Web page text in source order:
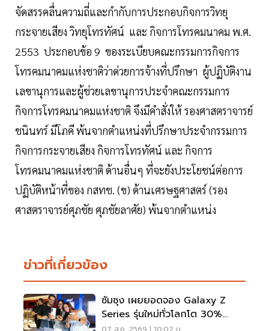
จัดสรรคลื่นความถี่และกำกับการประกอบกิจการวิทยุ
กระจายเสียง วิทยุโทรทัศน์ และ กิจการโทรคมนาคม พ.ศ.
2553 ประกอบข้อ 9 ของระเบียบคณะกรรมการกิจการ
โทรคมนาคมแห่งชาติว่าด่วยการจ้างที่ปรึกษา ผู้ปฏิบัติงาน
เลขานุการและผู้ช่วยเลขานุการประจำคณะกรรมการ
กิจการโทรคมนาคมแห่งชาติ จึงมีคำสั่งให้ รองศาสตราจารย์
ชนินทร์ มีโภคี พ้นจากตำแหน่งที่ปรึกษาประจำกรรมการ
กิจการกระจายเสียง กิจการโทรทัศน์ และ กิจการ
โทรคมนาคมแห่งชาติ ด้านอื่นๆ ที่จะยังประโยชน์ต่อการ
ปฏิบัติหน้าที่ของ กสทช. (ข) ด้านเศรษฐศาสตร์ (รอง
ศาสตราจารย์ศุภชัย ศุภชัยลาศัย) พ้นจากตำแหน่ง
ข่าวที่เกี่ยวข้อง
ซัมซุง เผยยอดจอง Galaxy Z
Series รุ่นใหม่ทั่วโลกโต 30%
เกาหลีใต้แตะ 1.44 ล้านเครื่อง